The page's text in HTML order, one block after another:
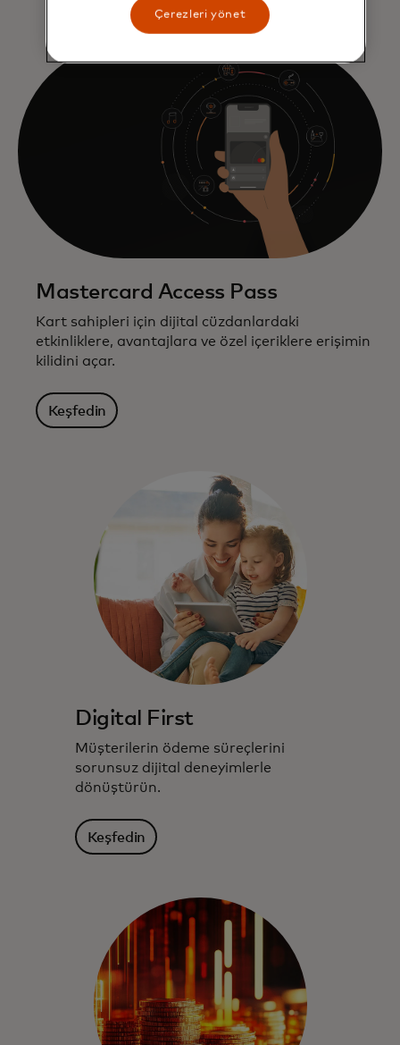
Mastercard Access Pass
Kart sahipleri için dijital cüzdanlardaki
etkinliklere, avantajlara ve özel içeriklere erişimin
kilidini açar.
Keşfedin
Digital First
Müşterilerin ödeme süreçlerini
sorunsuz dijital deneyimlerle
dönüştürün.
Keşfedin
Çerezleri yönet